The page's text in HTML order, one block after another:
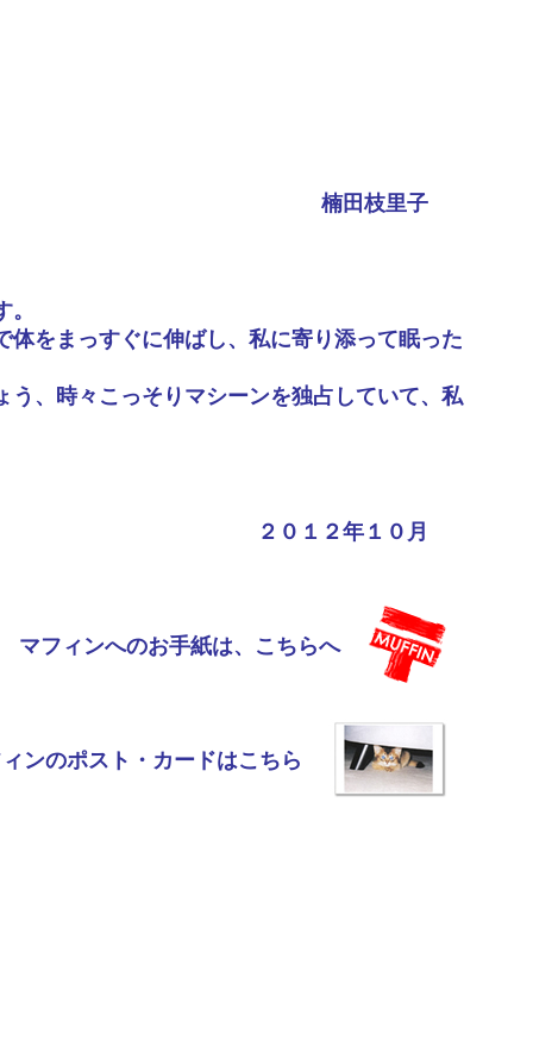
楠田枝里子
をまっすぐに伸ばし、私に寄り添って眠った
、時々こっそりマシーンを独占していて、私
２０１２年１０月
マフィンへのお手紙は、こちらへ
ンのポスト・カードはこちら